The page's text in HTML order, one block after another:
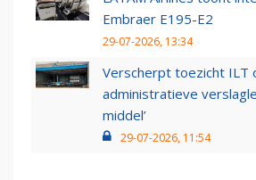
Embraer E195-E2
29-07-2026, 13:34
Verscherpt toezicht ILT
administratieve
middel’
29-07-2026, 11:54